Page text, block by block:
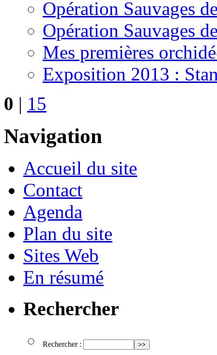
Opération Sauvages
Opération Sauvages
Mes premières
Exposition 2013 :
0 | 15
Navigation
Accueil du site
Contact
Agenda
Plan du site
Sites Web
En résumé
Rechercher
Rechercher :